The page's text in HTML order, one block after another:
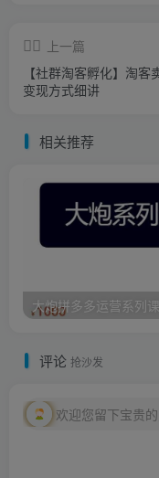
上一篇
【社群淘客孵化】淘客
变现方式细讲
相关推荐
评论 抢沙发
欢迎您留下宝贵的